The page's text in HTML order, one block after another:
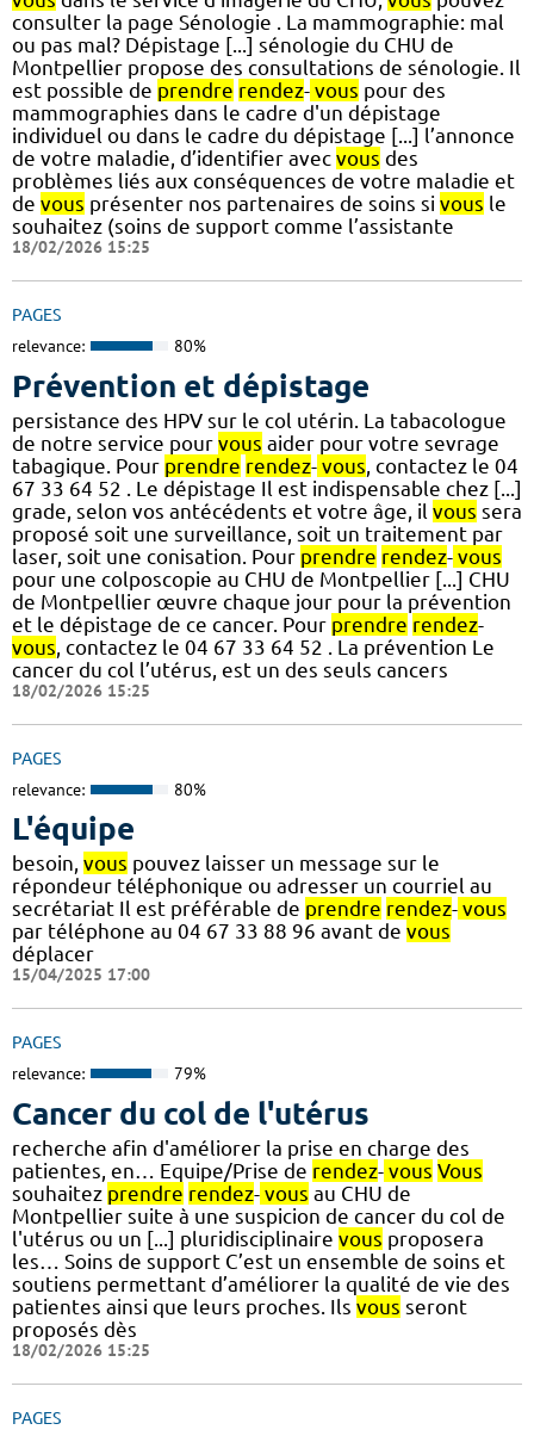
consulter la page Sénologie . La mammographie: mal
ou pas mal? Dépistage [...] sénologie du CHU de
Montpellier propose des consultations de sénologie. Il
est possible de prendre rendez- vous pour des
mammographies dans le cadre d'un dépistage
individuel ou dans le cadre du dépistage [...] l’annonce
de votre maladie, d’identifier avec vous des
problèmes liés aux conséquences de votre maladie et
de vous présenter nos partenaires de soins si vous le
souhaitez (soins de support comme l’assistante
18/02/2026 15:25
PAGES
relevance: 80%
Prévention et dépistage
persistance des HPV sur le col utérin. La tabacologue
de notre service pour vous aider pour votre sevrage
tabagique. Pour prendre rendez- vous , contactez le 04
67 33 64 52 . Le dépistage Il est indispensable chez [...]
grade, selon vos antécédents et votre âge, il vous sera
proposé soit une surveillance, soit un traitement par
laser, soit une conisation. Pour prendre rendez- vous
pour une colposcopie au CHU de Montpellier [...] CHU
de Montpellier œuvre chaque jour pour la prévention
et le dépistage de ce cancer. Pour prendre rendez-
vous , contactez le 04 67 33 64 52 . La prévention Le
cancer du col l’utérus, est un des seuls cancers
18/02/2026 15:25
PAGES
relevance: 80%
L'équipe
besoin, vous pouvez laisser un message sur le
répondeur téléphonique ou adresser un courriel au
secrétariat Il est préférable de prendre rendez- vous
par téléphone au 04 67 33 88 96 avant de vous
déplacer
15/04/2025 17:00
PAGES
relevance: 79%
Cancer du col de l'utérus
recherche afin d'améliorer la prise en charge des
patientes, en… Equipe/Prise de rendez- vous Vous
souhaitez prendre rendez- vous au CHU de
Montpellier suite à une suspicion de cancer du col de
l'utérus ou un [...] pluridisciplinaire vous proposera
les… Soins de support C’est un ensemble de soins et
soutiens permettant d’améliorer la qualité de vie des
patientes ainsi que leurs proches. Ils vous seront
proposés dès
18/02/2026 15:25
PAGES